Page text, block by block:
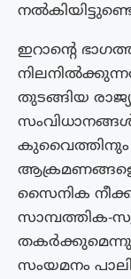
ഇറാന്റെ
തുടങ്ങിയ
കുവൈത്തിനും
സൈനിക
സാമ്പത്തിക-
സംയമനം